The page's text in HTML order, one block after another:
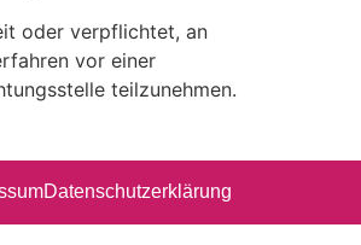
oder verpflichtet, an
vor einer
teilzunehmen.
Datenschutzerklärung